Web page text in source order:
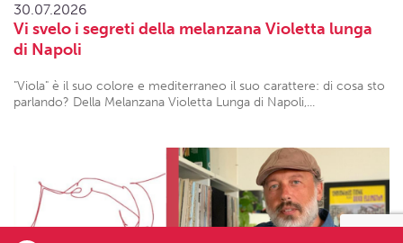
30.07.2026
Vi svelo i segreti della melanzana Violetta lunga
di Napoli
"Viola" è il suo colore e mediterraneo il suo carattere: di cosa sto
parlando? Della Melanzana Violetta Lunga di Napoli,...